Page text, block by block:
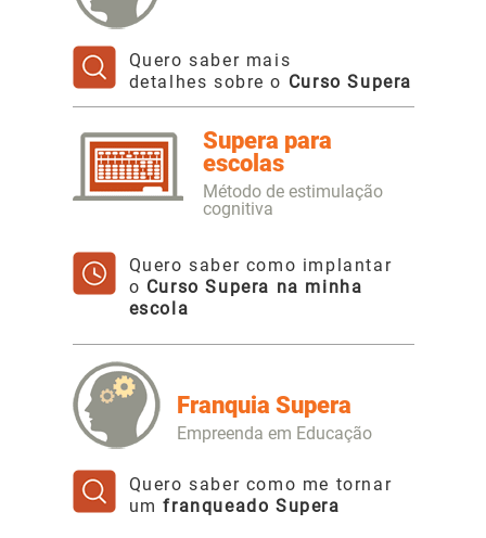
Quero saber mais
detalhes sobre o Curso Supera
Supera para
escolas
Método de estimulação
cognitiva
Quero saber como implantar
o Curso Supera na minha
escola
Franquia Supera
Empreenda em Educação
Quero saber como me tornar
umfranqueado Supera